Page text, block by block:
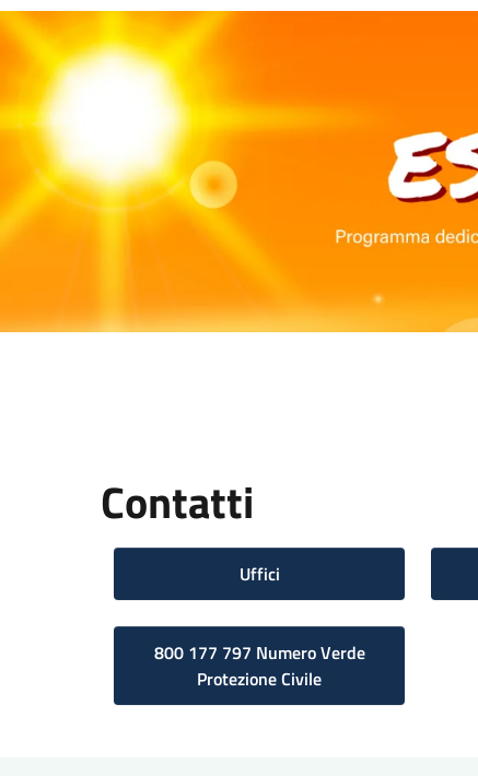
Contatti
Uffici
800 177 797 Numero Verde
Protezione Civile